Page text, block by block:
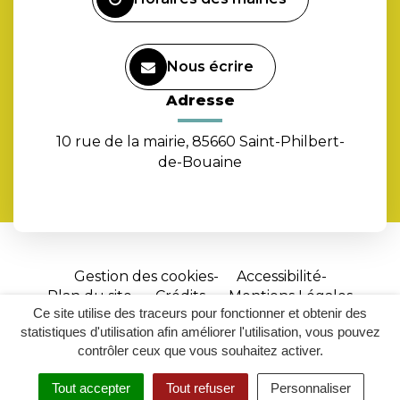
Ce site utilise des traceurs pour fonctionner et obtenir des
statistiques d'utilisation afin améliorer l'utilisation, vous pouvez
contrôler ceux que vous souhaitez activer.
Tout accepter Tout refuser Personnaliser
Nous écrire
Adresse
10 rue de la mairie, 85660 Saint-Philbert-
de-Bouaine
Gestion des cookies
Accessibilité
Plan du site
Crédits
Mentions Légales
Site
réalisé
par
Inovagora